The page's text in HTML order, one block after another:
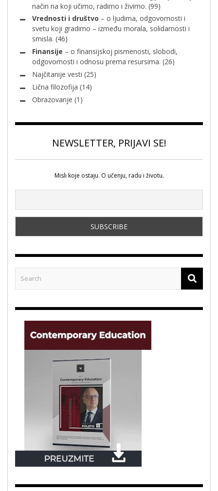
način na koji učimo, radimo i živimo. (99)
Vrednosti i društvo – o ljudima, odgovornosti i
svetu koji gradimo – između morala, solidarnosti i
smisla. (46)
Finansije – o finansijskoj pismenosti, slobodi,
odgovornosti i odnosu prema resursima. (26)
Najčitanije vesti (25)
Lična filozofija (14)
Obrazovanje (1)
NEWSLETTER, PRIJAVI SE!
Misli koje ostaju. O učenju, radu i životu.